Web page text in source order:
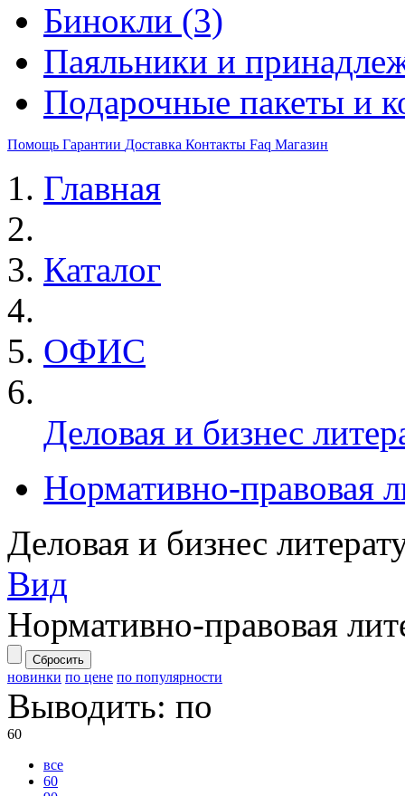
Бинокли (3)
Паяльники и
Подарочные пакеты и
Помощь Гарантии Доставка Контакты Faq Магазин
Главная
Каталог
ОФИС
Деловая и бизнес
Нормативно-правовая
Деловая и бизнес
Вид
Нормативно-правовая
Сбросить
новинки по цене по популярности
Выводить: по
60
все
60